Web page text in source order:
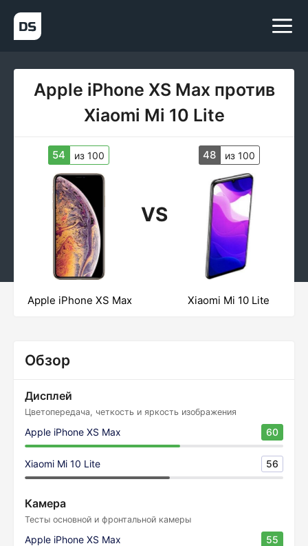
Apple iPhone XS Max против
Xiaomi Mi 10 Lite
54 из 100
VS
48 из 100
Apple iPhone XS Max Xiaomi Mi 10 Lite
Обзор
Дисплей
Цветопередача, четкость и яркость изображения
Apple iPhone XS Max 60
Xiaomi Mi 10 Lite 56
Камера
Тесты основной и фронтальной камеры
Apple iPhone XS Max 55